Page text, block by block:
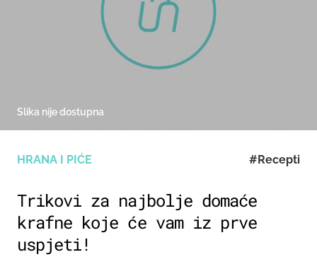
HRANA I PIĆE #Recepti
Trikovi za najbolje domaće
krafne koje će vam iz prve
uspjeti!
Slika nije dostupna